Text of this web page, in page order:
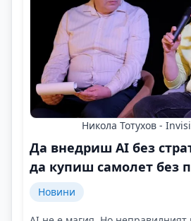
Никола Тотухов -
Да внедриш AI без
да купиш самолет без
Новини